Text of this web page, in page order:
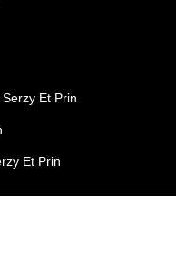
Et Prin
Et Prin